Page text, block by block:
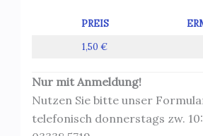
PREIS
1,50 €
Nur mit Anmeldung!
Nutzen Sie bitte unser
telefonisch donnerstags zw.